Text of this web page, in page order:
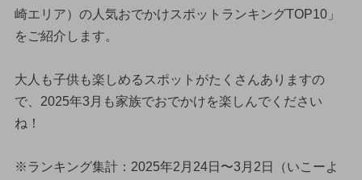
崎エリア）の人気おでかけスポットランキングTOP10」
をご紹介します。
大人も子供も楽しめるスポットがたくさんありますの
で、2025年3月も家族でおでかけを楽しんでください
ね！
※ランキング集計：2025年2月24日〜3月2日（いこーよ